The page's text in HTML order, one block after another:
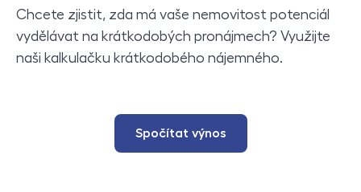
Chcete zjistit, zda má vaše nemovitost potenciál
vydělávat na krátkodobých pronájmech? Využijte
naši kalkulačku krátkodobého nájemného.
Spočítat výnos